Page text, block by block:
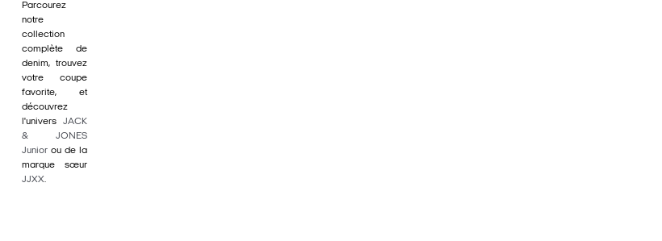
Parcourez
notre
collection
complète de
denim, trouvez
votre coupe
favorite, et
découvrez
l'univers JACK
& JONES
Junior ou de la
marque sœur
JJXX.